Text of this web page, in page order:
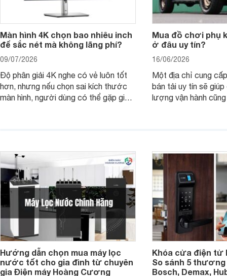
Màn hình 4K chọn bao nhiêu inch
để sắc nét mà không lãng phí?
09/07/2026
Độ phân giải 4K nghe có vẻ luôn tốt
hơn, nhưng nếu chọn sai kích thước
màn hình, người dùng có thể gặp giao
Mua đồ chơi phụ
ở đâu uy tín?
16/06/2026
Một địa chỉ cung
bán tải uy tín sẽ
lượng vận hành
Hướng dẫn chọn mua máy lọc
nước tốt cho gia đình từ chuyên
gia Điện máy Hoàng Cương
Khóa cửa điện tử
So sánh 5 thương
Bosch, Demax,